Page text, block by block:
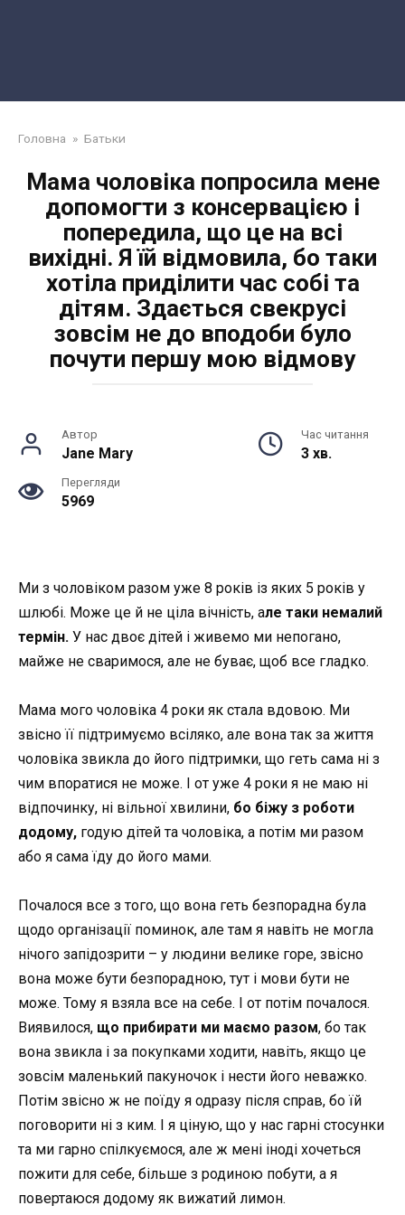
Головна » Батьки
Мама чоловіка попросила мене
допомогти з консервацією і
попередила, що це на всі
вихідні. Я їй відмовила, бо таки
хотіла приділити час собі та
дітям. Здається свекрусі
зовсім не до вподоби було
почути першу мою відмову
Автор
Jane Mary
Час читання
3 хв.
Перегляди
5969
Ми з чоловіком разом уже 8 років із яких 5 років у
шлюбі. Може це й не ціла вічність, але таки немалий
термін. У нас двоє дітей і живемо ми непогано,
майже не сваримося, але не буває, щоб все гладко.
Мама мого чоловіка 4 роки як стала вдовою. Ми
звісно її підтримуємо всіляко, але вона так за життя
чоловіка звикла до його підтримки, що геть сама ні з
чим впоратися не може. І от уже 4 роки я не маю ні
відпочинку, ні вільної хвилини, бо біжу з роботи
додому, годую дітей та чоловіка, а потім ми разом
або я сама їду до його мами.
Почалося все з того, що вона геть безпорадна була
щодо організації поминок, але там я навіть не могла
нічого запідозрити – у людини велике горе, звісно
вона може бути безпорадною, тут і мови бути не
може. Тому я взяла все на себе. І от потім почалося.
Виявилося, що прибирати ми маємо разом, бо так
вона звикла і за покупками ходити, навіть, якщо це
зовсім маленький пакуночок і нести його неважко.
Потім звісно ж не поїду я одразу після справ, бо їй
поговорити ні з ким. І я ціную, що у нас гарні стосунки
та ми гарно спілкуємося, але ж мені іноді хочеться
пожити для себе, більше з родиною побути, а я
повертаюся додому як вижатий лимон.